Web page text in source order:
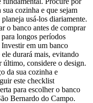
cozinha e que sejam
usá-los diariamente.
o banco antes de comprar
longos períodos
em um banco
durará mais, evitando
último, considere o design.
da sua cozinha e
este checklist
para escolher o banco
Bernardo do Campo.